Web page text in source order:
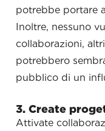
potrebbe portare
Inoltre, nessuno
collaborazioni,
potrebbero
pubblico di un
3. Create
Attivate